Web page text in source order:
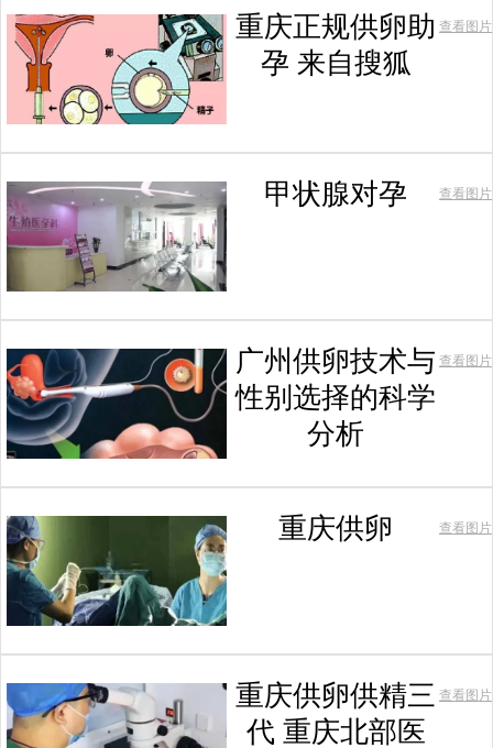
重庆正规供卵助
孕 来自搜狐
查看图片
甲状腺对孕 查看图片
广州供卵技术与
性别选择的科学
分析
查看图片
重庆供卵 查看图片
重庆供卵供精三
代 重庆北部医
查看图片